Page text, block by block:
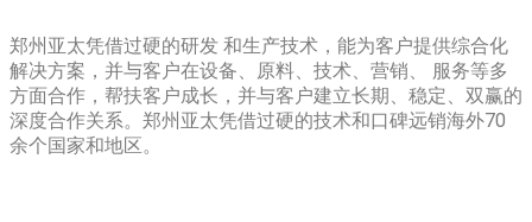
郑州亚太凭借过硬的研发 和生产技术，能为客户提供综合化
解决方案，并与客户在设备、原料、技术、营销、 服务等多
方面合作，帮扶客户成长，并与客户建立长期、稳定、双赢的
深度合作关系。郑州亚太凭借过硬的技术和口碑远销海外70
余个国家和地区。